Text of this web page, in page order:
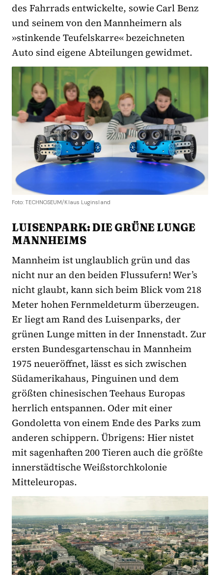
des Fahrrads entwickelte, sowie Carl Benz
und seinem von den Mannheimern als
»stinkende Teufelskarre« bezeichneten
Auto sind eigene Abteilungen gewidmet.
Foto: TECHNOSEUM/Klaus Luginsland
LUISENPARK: DIE GRÜNE LUNGE
MANNHEIMS
Mannheim ist unglaublich grün und das
nicht nur an den beiden Flussufern! Wer’s
nicht glaubt, kann sich beim Blick vom 218
Meter hohen Fernmeldeturm überzeugen.
Er liegt am Rand des Luisenparks, der
grünen Lunge mitten in der Innenstadt. Zur
ersten Bundesgartenschau in Mannheim
1975 neueröffnet, lässt es sich zwischen
Südamerikahaus, Pinguinen und dem
größten chinesischen Teehaus Europas
herrlich entspannen. Oder mit einer
Gondoletta von einem Ende des Parks zum
anderen schippern. Übrigens: Hier nistet
mit sagenhaften 200 Tieren auch die größte
innerstädtische Weißstorchkolonie
Mitteleuropas.